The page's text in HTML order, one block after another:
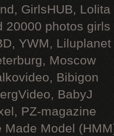
GirlsHUB, Lolita
20000 photos
YWM, Liluplanet
Moscow
Bibigon
BabyJ
PZ-magazine
Made Model